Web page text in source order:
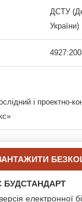
ДСТУ
України)
і проектно-
БУДСТАНДАРТ
електронної